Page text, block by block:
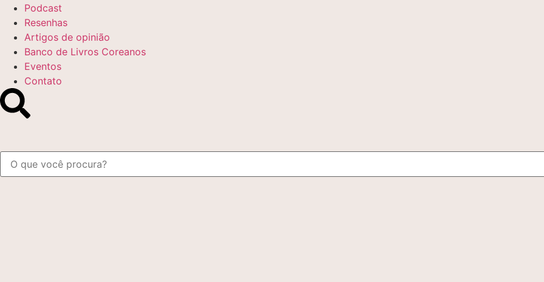
Podcast
Resenhas
Artigos de opinião
Banco de Livros Coreanos
Eventos
Contato